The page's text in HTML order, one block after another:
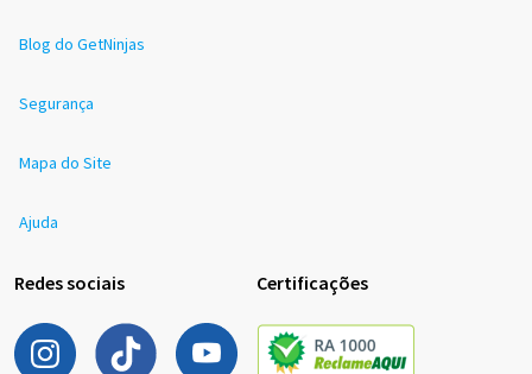
Blog do GetNinjas
Segurança
Mapa do Site
Ajuda
Redes sociais Certificações